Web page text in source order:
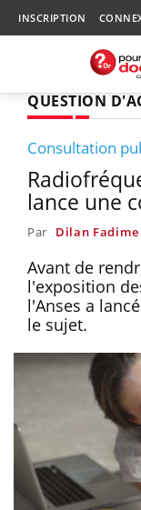
INSCRIPTION
QUESTION
Consultation
lance une
Par Dilan Fadime
Avant de
l'exposition
l'Anses a
le sujet.